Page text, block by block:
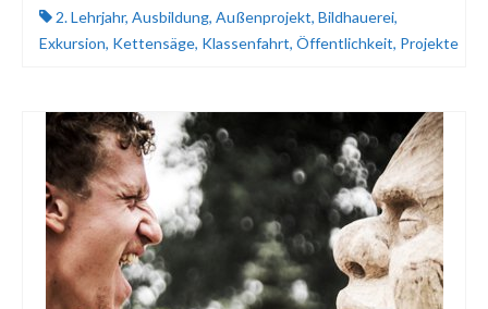
2. Lehrjahr, Ausbildung, Außenprojekt, Bildhauerei,
Exkursion, Kettensäge, Klassenfahrt, Öffentlichkeit, Projekte